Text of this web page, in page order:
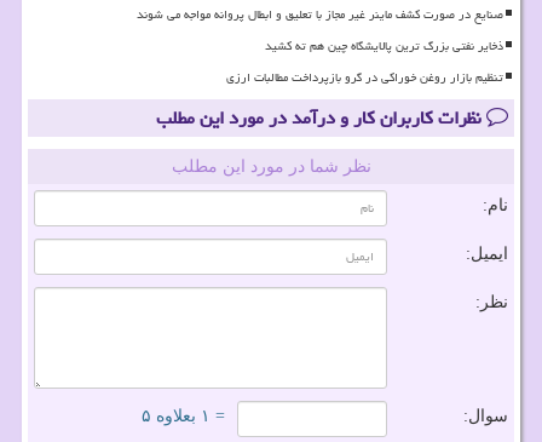
صنایع در صورت کشف ماینر غیر مجاز با تعلیق و ابطال پروانه مواجه می شوند
ذخایر نفتی بزرگ ترین پالایشگاه چین هم ته کشید
تنظیم بازار روغن خوراکی در گرو بازپرداخت مطالبات ارزی
نظرات کاربران کار و درآمد در مورد این مطلب
نظر شما در مورد این مطلب
نام:
ایمیل:
نظر:
سوال: = ۱ بعلاوه ۵